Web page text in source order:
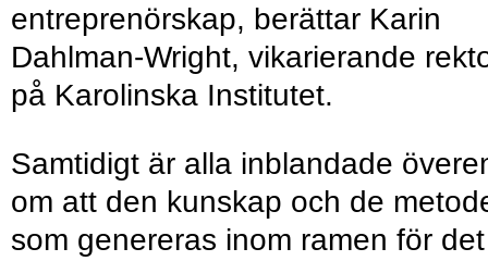
entreprenörskap, berättar Karin
Dahlman-Wright, vikarierande
på Karolinska Institutet.
Samtidigt är alla inblandade
om att den kunskap och de
som genereras inom ramen för det